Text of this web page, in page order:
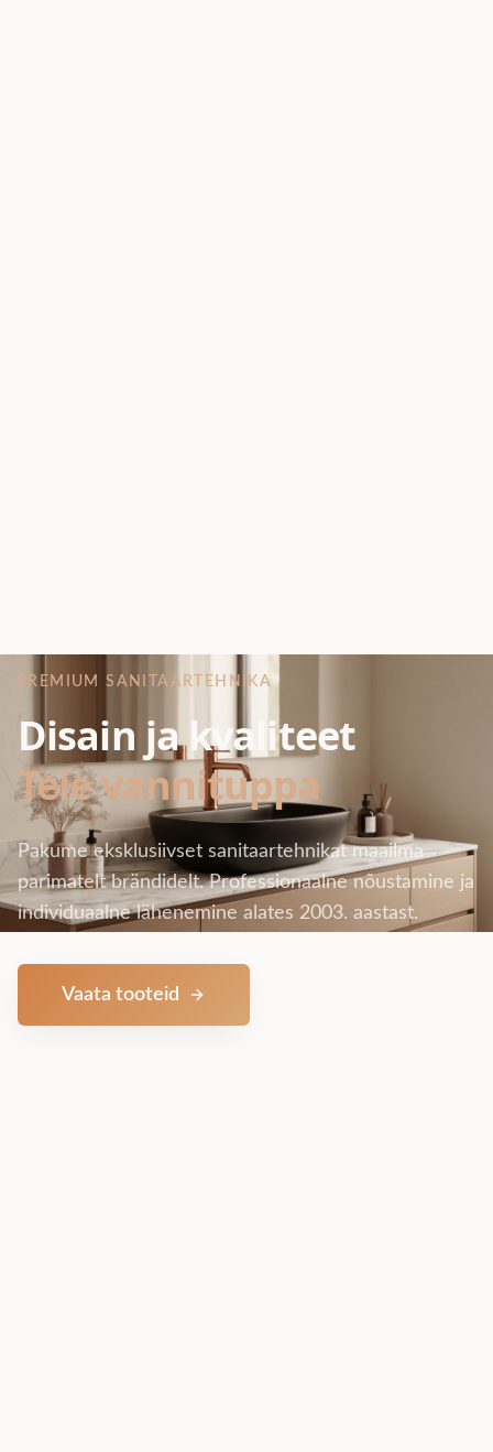
PREMIUM SANITAARTEHNIKA
Disain ja kvaliteet
Teie vannituppa
Pakume eksklusiivset sanitaartehnikat maailma
parimatelt brändidelt. Professionaalne nõustamine ja
individuaalne lähenemine alates 2003. aastast.
Vaata tooteid